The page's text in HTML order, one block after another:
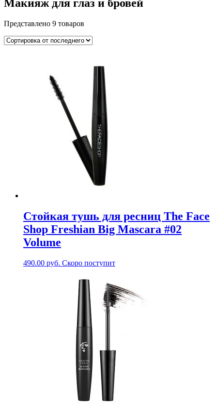
Макияж для глаз и бровей
Представлено 9 товаров
Стойкая тушь для ресниц The Face
Shop Freshian Big Mascara #02
Volume
490.00 руб. Скоро поступит